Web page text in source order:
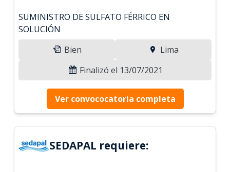
SUMINISTRO DE SULFATO FÉRRICO EN
SOLUCIÓN
Bien
Lima
Finalizó el 13/07/2021
Ver convococatoria completa
SEDAPAL requiere: